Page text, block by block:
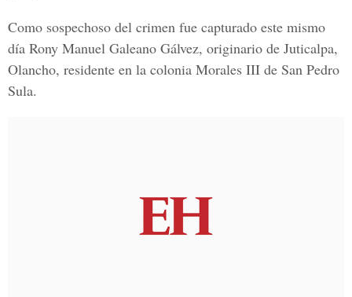
Como sospechoso del crimen fue capturado este mismo
día Rony Manuel Galeano Gálvez, originario de Juticalpa,
Olancho, residente en la colonia Morales III de San Pedro
Sula.